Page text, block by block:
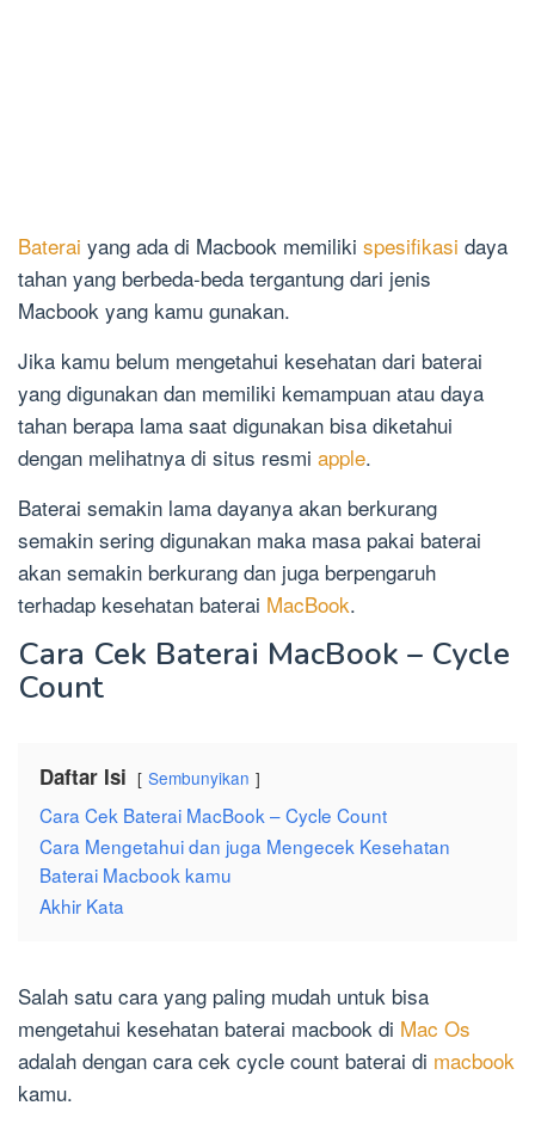
Baterai yang ada di Macbook memiliki spesifikasi daya
tahan yang berbeda-beda tergantung dari jenis
Macbook yang kamu gunakan.
Jika kamu belum mengetahui kesehatan dari baterai
yang digunakan dan memiliki kemampuan atau daya
tahan berapa lama saat digunakan bisa diketahui
dengan melihatnya di situs resmi apple.
Baterai semakin lama dayanya akan berkurang
semakin sering digunakan maka masa pakai baterai
akan semakin berkurang dan juga berpengaruh
terhadap kesehatan baterai MacBook.
Cara Cek Baterai MacBook – Cycle
Count
Daftar Isi Sembunyikan
Cara Cek Baterai MacBook – Cycle Count
Cara Mengetahui dan juga Mengecek Kesehatan
Baterai Macbook kamu
Akhir Kata
Salah satu cara yang paling mudah untuk bisa
mengetahui kesehatan baterai macbook di Mac Os
adalah dengan cara cek cycle count baterai di macbook
kamu.